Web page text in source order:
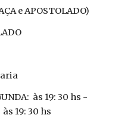
e APOSTOLADO)
às 19: 30 hs -
19: 30 hs